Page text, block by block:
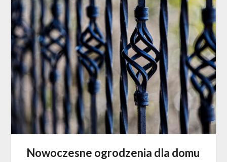
Nowoczesne ogrodzenia dla domu